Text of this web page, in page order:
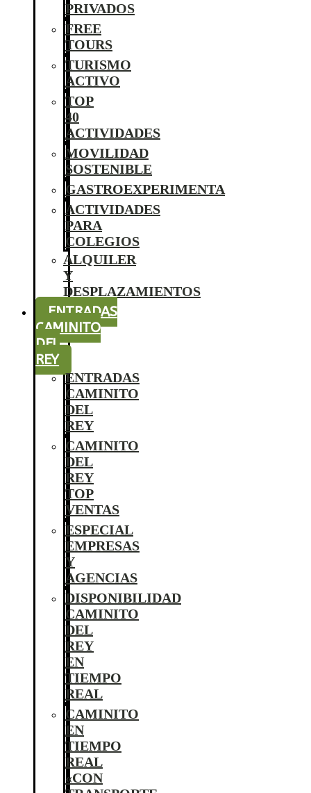
PRIVADOS
FREE
TOURS
TURISMO
ACTIVO
TOP
40
ACTIVIDADES
MOVILIDAD
SOSTENIBLE
GASTROEXPERIMENTA
ACTIVIDADES
PARA
COLEGIOS
ALQUILER
Y
DESPLAZAMIENTOS
ENTRADAS
CAMINITO
DEL
REY
ENTRADAS
CAMINITO
DEL
REY
CAMINITO
DEL
REY
TOP
VENTAS
ESPECIAL
EMPRESAS
Y
AGENCIAS
DISPONIBILIDAD
CAMINITO
DEL
REY
EN
TIEMPO
REAL
CAMINITO
EN
TIEMPO
REAL
«CON